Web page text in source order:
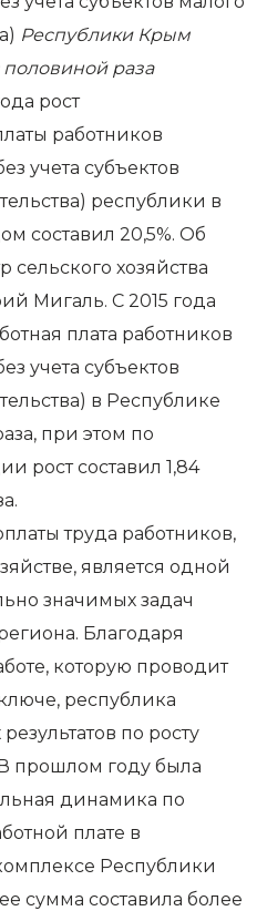
Республики Крым
раза
рост
работников
учета субъектов
республики в
составил 20,5%. Об
хозяйства
Мигаль. С 2015 года
плата работников
учета субъектов
в Республике
при этом по
рост составил 1,84
труда работников,
является одной
значимых задач
Благодаря
которую проводит
республика
по росту
прошлом году была
динамика по
плате в
Республики
сумма составила более